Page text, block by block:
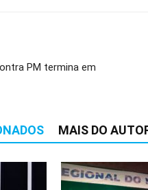
PM termina em
MAIS DO